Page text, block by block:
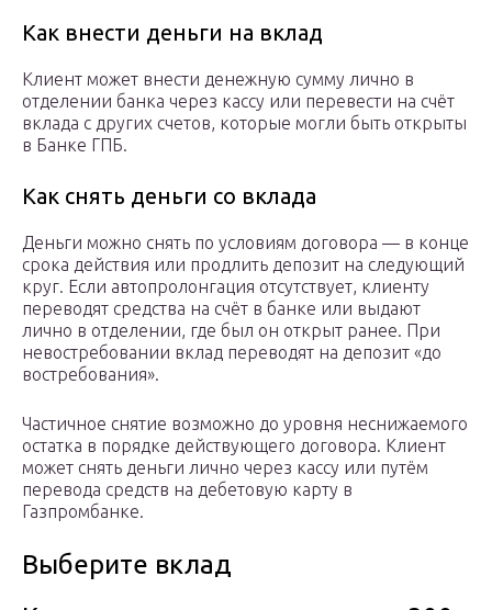
Как внести деньги на вклад
Клиент может внести денежную сумму лично в
отделении банка через кассу или перевести на счёт
вклада с других счетов, которые могли быть открыты
в Банке ГПБ.
Как снять деньги со вклада
Деньги можно снять по условиям договора — в конце
срока действия или продлить депозит на следующий
круг. Если автопролонгация отсутствует, клиенту
переводят средства на счёт в банке или выдают
лично в отделении, где был он открыт ранее. При
невостребовании вклад переводят на депозит «до
востребования».
Частичное снятие возможно до уровня неснижаемого
остатка в порядке действующего договора. Клиент
может снять деньги лично через кассу или путём
перевода средств на дебетовую карту в
Газпромбанке.
Выберите вклад